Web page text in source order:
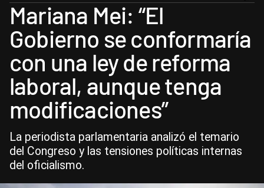
Mariana Mei: “El
Gobierno se conformaría
con una ley de reforma
laboral, aunque tenga
modificaciones”
La periodista parlamentaria analizó el temario
del Congreso y las tensiones políticas internas
del oficialismo.